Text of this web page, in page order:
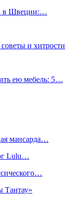
в Швеции:…
и хитрости
ею мебель: 5…
мансарда…
Lulu…
Тантау»